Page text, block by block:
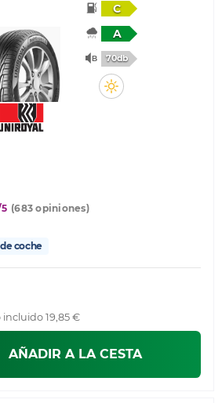
C
A
70db
(683 opiniones)
coche
19,85 €
AÑADIR A LA CESTA